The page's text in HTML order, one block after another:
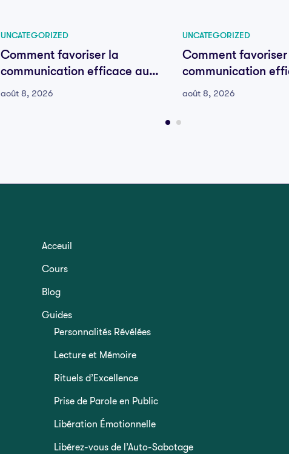
UNCATEGORIZED
Comment favoriser la
communication efficace au
sein de votre équipe
août 8, 2026
UNCATEGORIZED
Comment
communication
sein de votre équipe
août 8, 2026
Acceuil
Cours
Blog
Guides
Personnalités Révélées
Lecture et Mémoire
Rituels d’Excellence
Prise de Parole en Public
Libération Émotionnelle
Libérez-vous de l’Auto-Sabotage